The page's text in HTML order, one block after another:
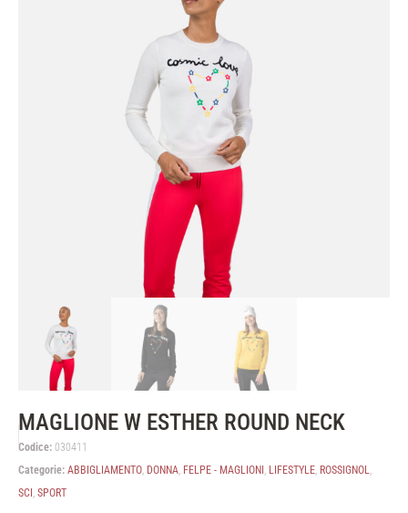
MAGLIONE W ESTHER ROUND NECK
Codice: 030411
Categorie: ABBIGLIAMENTO, DONNA, FELPE - MAGLIONI , LIFESTYLE, ROSSIGNOL,
SCI , SPORT